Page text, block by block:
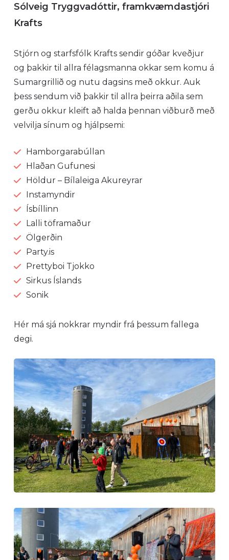
Sólveig Tryggvadóttir, framkvæmdastjóri
Krafts
Stjórn og starfsfólk Krafts sendir góðar kveðjur
og þakkir til allra félagsmanna okkar sem komu á
Sumargrillið og nutu dagsins með okkur. Auk
þess sendum við þakkir til allra þeirra aðila sem
gerðu okkur kleift að halda þennan viðburð með
velvilja sínum og hjálpsemi:
Hamborgarabúllan
Hlaðan Gufunesi
Höldur – Bílaleiga Akureyrar
Instamyndir
Ísbíllinn
Lalli töframaður
Ölgerðin
Party.is
Prettyboi Tjokko
Sirkus Íslands
Sonik
Hér má sjá nokkrar myndir frá þessum fallega
degi.